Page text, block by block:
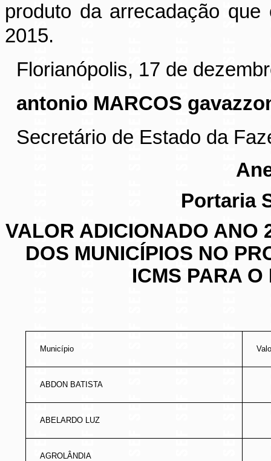
produto da arrecadação
2015.
Florianópolis, 17 de
antonio MARCOS
Secretário de Estado da
Portaria
VALOR ADICIONADO ANO
DOS MUNICÍPIOS NO
ICMS PARA O
Município
ABDON BATISTA
ABELARDO LUZ
AGROLÂNDIA